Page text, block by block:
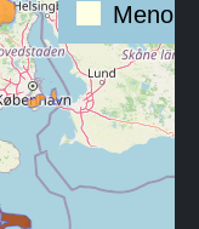
Meno